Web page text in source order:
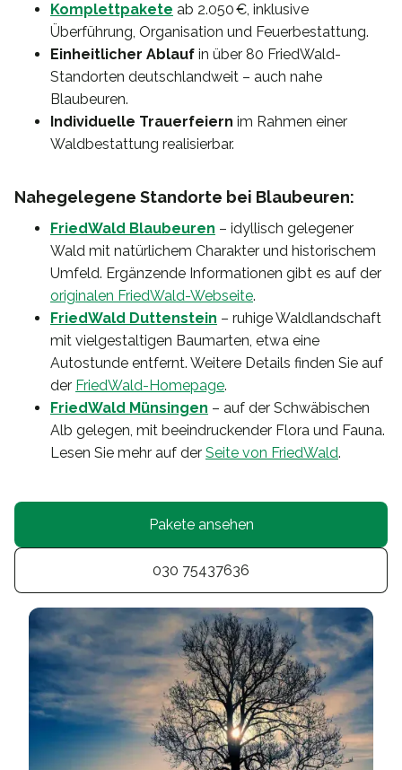
Komplettpakete ab 2.050 €, inklusive
Überführung, Organisation und Feuerbestattung.
Einheitlicher Ablauf in über 80 FriedWald-
Standorten deutschlandweit – auch nahe
Blaubeuren.
Individuelle Trauerfeiern im Rahmen einer
Waldbestattung realisierbar.
Nahegelegene Standorte bei Blaubeuren:
FriedWald Blaubeuren – idyllisch gelegener
Wald mit natürlichem Charakter und historischem
Umfeld. Ergänzende Informationen gibt es auf der
originalen FriedWald-Webseite.
FriedWald Duttenstein – ruhige Waldlandschaft
mit vielgestaltigen Baumarten, etwa eine
Autostunde entfernt. Weitere Details finden Sie auf
der FriedWald-Homepage.
FriedWald Münsingen – auf der Schwäbischen
Alb gelegen, mit beeindruckender Flora und Fauna.
Lesen Sie mehr auf der Seite von FriedWald.
Pakete ansehen
030 75437636